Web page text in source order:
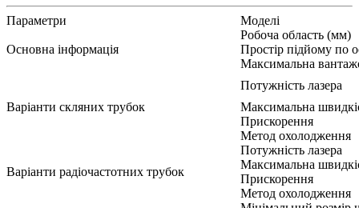
Параметри Моделі
Основна інформація
Робоча область (мм)
Простір підйому по
Максимальна
Варіанти скляних трубок
Потужність лазера
Максимальна
Прискорення
Метод охолодження
Варіанти радіочастотних трубок
Потужність лазера
Максимальна
Прискорення
Метод охолодження